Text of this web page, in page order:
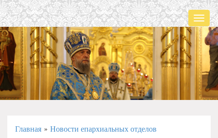
Главная » Новости епархиальных отделов